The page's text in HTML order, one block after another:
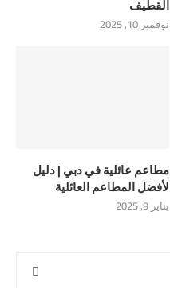
القطيف
نوفمبر 10, 2025
مطاعم عائلية في دبي | دليل
لأفضل المطاعم العائلية
يناير 9, 2025